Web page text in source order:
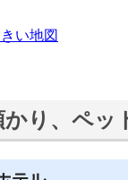
い地図
り、ペッ